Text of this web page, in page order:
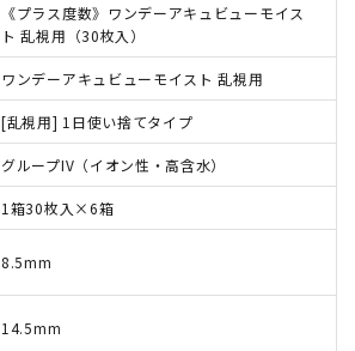
《プラス度数》ワンデーアキュビューモイス
ト 乱視用（30枚入）
ワンデーアキュビューモイスト 乱視用
[乱視用] 1日使い捨てタイプ
グループIV（イオン性・高含水）
1箱30枚入×6箱
8.5mm
14.5mm